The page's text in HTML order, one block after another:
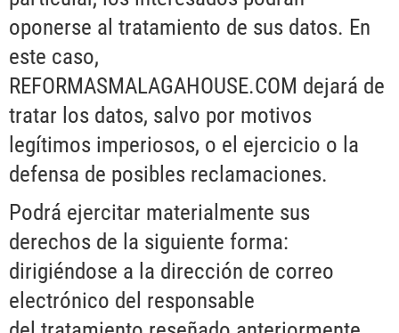
oponerse al tratamiento de sus datos. En
este caso,
REFORMASMALAGAHOUSE.COM dejará de
tratar los datos, salvo por motivos
legítimos imperiosos, o el ejercicio o la
defensa de posibles reclamaciones.
Podrá ejercitar materialmente sus
derechos de la siguiente forma:
dirigiéndose a la dirección de correo
electrónico del responsable